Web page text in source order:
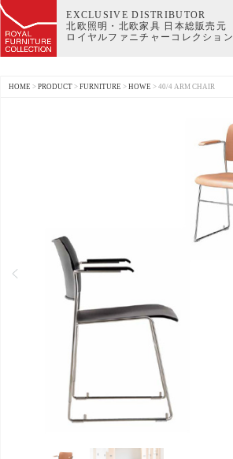
EXCLUSIVE DISTRIBUTOR
北欧照明・北欧家具 日本総販売元
ロイヤルファニチャーコレクション
HOME > PRODUCT > FURNITURE > HOWE > 40/4 ARM CHAIR